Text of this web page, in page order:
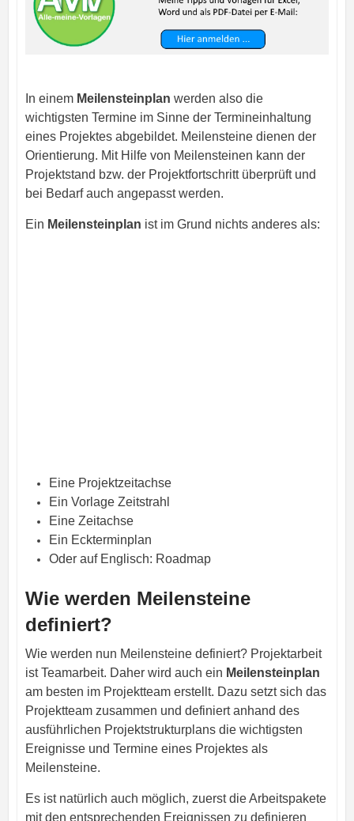
In einem Meilensteinplan werden also die
wichtigsten Termine im Sinne der Termineinhaltung
eines Projektes abgebildet. Meilensteine dienen der
Orientierung. Mit Hilfe von Meilensteinen kann der
Projektstand bzw. der Projektfortschritt überprüft und
bei Bedarf auch angepasst werden.
Ein Meilensteinplan ist im Grund nichts anderes als:
Eine Projektzeitachse
Ein Vorlage Zeitstrahl
Eine Zeitachse
Ein Eckterminplan
Oder auf Englisch: Roadmap
Wie werden Meilensteine
definiert?
Wie werden nun Meilensteine definiert? Projektarbeit
ist Teamarbeit. Daher wird auch ein Meilensteinplan
am besten im Projektteam erstellt. Dazu setzt sich das
Projektteam zusammen und definiert anhand des
ausführlichen Projektstrukturplans die wichtigsten
Ereignisse und Termine eines Projektes als
Meilensteine.
Es ist natürlich auch möglich, zuerst die Arbeitspakete
mit den entsprechenden Ereignissen zu definieren